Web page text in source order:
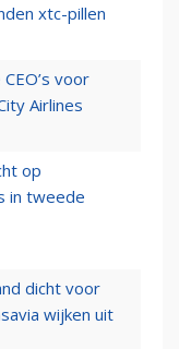
xtc-pillen
voor
Airlines
op
in tweede
dicht voor
wijken uit